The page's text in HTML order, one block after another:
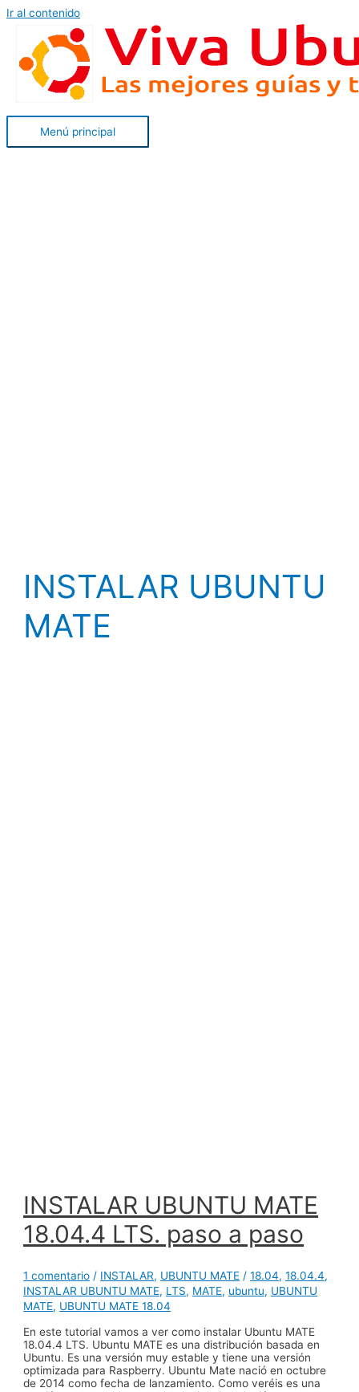
Ir al contenido
Menú principal
INSTALAR UBUNTU
MATE
INSTALAR UBUNTU MATE
18.04.4 LTS. paso a paso
1 comentario / INSTALAR, UBUNTU MATE /18.04,18.04.4,
INSTALAR UBUNTU MATE, LTS, MATE, ubuntu, UBUNTU
MATE, UBUNTU MATE 18.04
En este tutorial vamos a ver como instalar Ubuntu MATE
18.04.4 LTS. Ubuntu MATE es una distribución basada en
Ubuntu. Es una versión muy estable y tiene una versión
optimizada para Raspberry. Ubuntu Mate nació en octubre
de 2014 como fecha de lanzamiento. Como veréis es una